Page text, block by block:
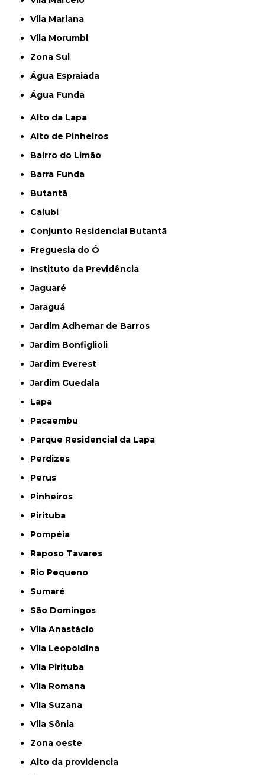
Vila Mariana
Vila Morumbi
Zona Sul
Água Espraiada
Água Funda
Alto da Lapa
Alto de Pinheiros
Bairro do Limão
Barra Funda
Butantã
Caiubi
Conjunto Residencial Butantã
Freguesia do Ó
Instituto da Previdência
Jaguaré
Jaraguá
Jardim Adhemar de Barros
Jardim Bonfiglioli
Jardim Everest
Jardim Guedala
Lapa
Pacaembu
Parque Residencial da Lapa
Perdizes
Perus
Pinheiros
Pirituba
Pompéia
Raposo Tavares
Rio Pequeno
Sumaré
São Domingos
Vila Anastácio
Vila Leopoldina
Vila Pirituba
Vila Romana
Vila Suzana
Vila Sônia
Zona oeste
alto da providencia